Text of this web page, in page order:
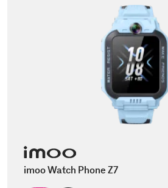
imoo Watch Phone Z7